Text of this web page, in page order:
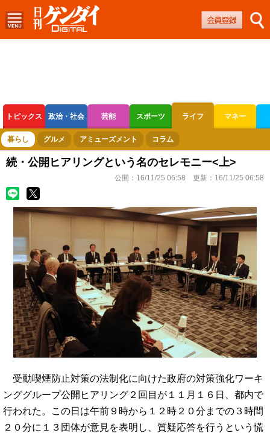
トピックス 政治・社会 芸能 スポーツ ライフ マネー
ボートレース 競輪 オートレース
暮らし グルメ アミューズメント コラム
続・公開ヒアリングという名のセレモニー<上>
公開： 16/11/25 06:58 更新： 16/11/25 06:58
受動喫煙防止対策の法制化に向けた政府の対策強化ワーキ
ンググループ公開ヒアリング２回目が１１月１６日、都内で
行われた。この日は午前９時から１２時２０分までの３時間
２０分に１３団体が意見を表明し、質疑応答を行うという慌